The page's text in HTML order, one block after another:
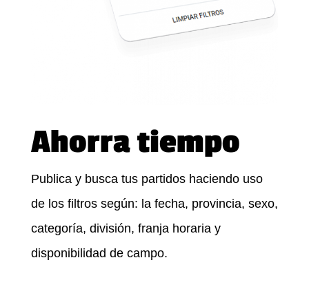
Ahorra tiempo
Publica y busca tus partidos haciendo uso
de los filtros según: la fecha, provincia, sexo,
categoría, división, franja horaria y
disponibilidad de campo.